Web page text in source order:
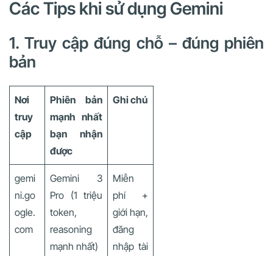
Các Tips khi sử dụng Gemini
1. Truy cập đúng chỗ – đúng phiên
bản
Nơi
truy
cập
Phiên bản
mạnh nhất
bạn nhận
được
Ghi chú
gemi
ni.go
ogle.
com
Gemini 3
Pro (1 triệu
token,
reasoning
mạnh nhất)
Miễn
phí +
giới hạn,
đăng
nhập tài